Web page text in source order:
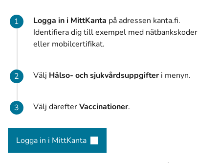
Logga in i MittKanta på adressen kanta.fi.
Identifiera dig till exempel med nätbankskoder
eller mobilcertifikat.
Välj Hälso- och sjukvårdsuppgifter i menyn.
Välj därefterVaccinationer.
Logga in i MittKanta(öppnas i ett nytt fönster)